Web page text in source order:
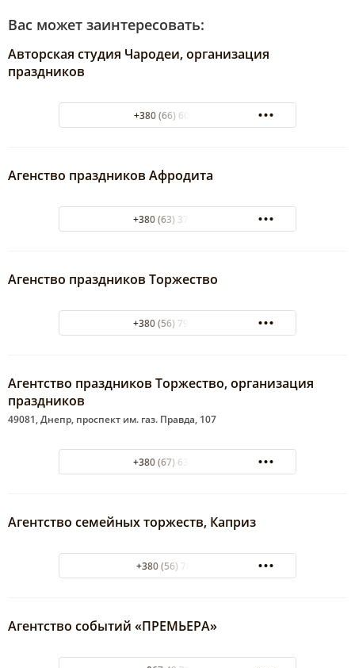
Вас может заинтересовать:
Авторская студия Чародеи, организация
праздников
+380 (66) 60 60 671
Агенство праздников Афродита
+380 (63) 379-91-08
Агенство праздников Торжество
+380 (56) 798-22-61
Агентство праздников Торжество, организация
праздников
49081, Днепр, проспект им. газ. Правда, 107
+380 (67) 633-16-73
Агентство семейных торжеств, Каприз
+380 (56) 7851273
Агентство событий «ПРЕМЬЕРА»